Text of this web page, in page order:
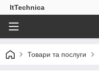
ItTechnica
Товари та послуги